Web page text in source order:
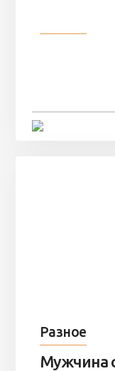
Разное
Мужчина